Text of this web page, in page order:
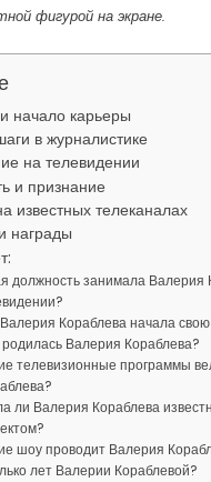
фигурой на экране.
начало карьеры
в журналистике
на телевидении
и признание
известных телеканалах
награды
должность занимала Валерия
Кораблева начала
родилась Валерия Кораблева?
телевизионные программы
ли Валерия Кораблева
шоу проводит Валерия
лет Валерии Кораблевой?